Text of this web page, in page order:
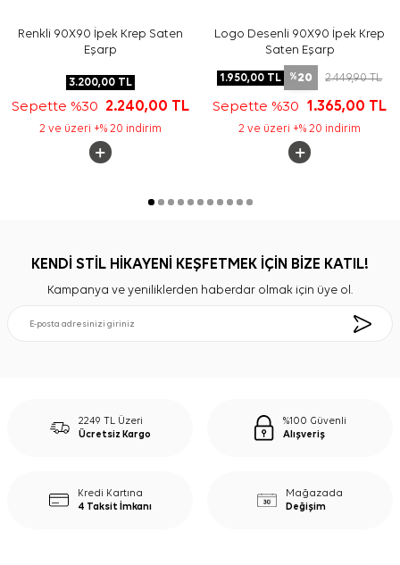
Renkli 90X90 İpek Krep Saten
Eşarp
3.200,00TL
Sepette %30 2.240,00 TL
2 ve üzeri +% 20 indirim
Logo Desenli 90X90 İpek Krep
Saten Eşarp
1.950,00 TL %20 2.449,90TL
Sepette %30 1.365,00 TL
2 ve üzeri +% 20 indirim
KENDİ STİL HİKAYENİ KEŞFETMEK İÇİN BİZE KATIL!
Kampanya ve yeniliklerden haberdar olmak için üye ol.
2249 TL Üzeri
Ücretsiz Kargo
%100 Güvenli
Alışveriş
Kredi Kartına
4 Taksit İmkanı
Mağazada
Değişim